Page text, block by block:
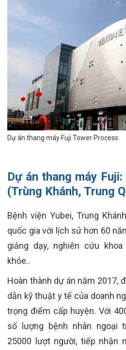
Dự án thang máy Fuji Tower Process
Dự án thang máy Fuji:
(Trùng Khánh, Trung
Bệnh viện Yubei, Trung
quốc gia với lịch sử hơn 60
giảng dạy, nghiên cứu
khỏe..
Hoàn thành dự án năm 2017,
dẫn kỹ thuật y tế của doanh
trọng điểm cấp huyện. Với
số lượng bệnh nhân ngoại
25000 lượt người, tiếp nhận